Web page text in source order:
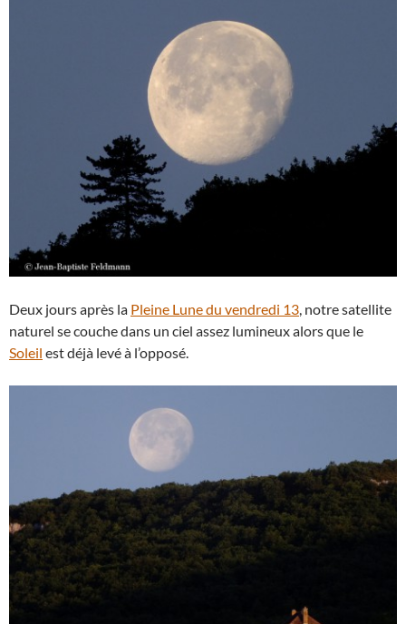
Deux jours après la Pleine Lune du vendredi 13, notre satellite
naturel se couche dans un ciel assez lumineux alors que le
Soleil est déjà levé à l’opposé.